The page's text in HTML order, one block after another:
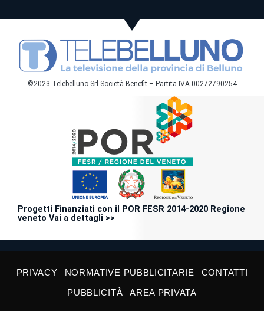
©2023 Telebelluno Srl Società Benefit – Partita IVA 00272790254
Progetti Finanziati con il POR FESR 2014-2020 Regione
veneto Vai a dettagli >>
PRIVACY NORMATIVE PUBBLICITARIE
CONTATTI
PUBBLICITÀ
AREA PRIVATA